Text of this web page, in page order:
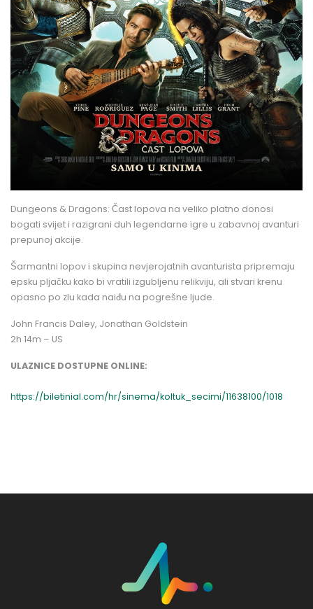
Dungeons & Dragons: Čast lopova na veliko platno donosi
bogati svijet i razigrani duh legendarne igre u zabavnoj avanturi
prepunoj akcije.
Šarmantni lopov i skupina nevjerojatnih avanturista pripremaju
epsku pljačku kako bi vratili izgubljenu relikviju, ali stvari krenu
opasno po zlu kada naiđu na pogrešne ljude.
John Francis Daley, Jonathan Goldstein
2h 14m – US
ULAZNICE DOSTUPNE ONLINE:
https://biletinial.com/hr/sinema/koltuk_secimi/11638100/1018